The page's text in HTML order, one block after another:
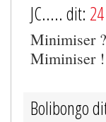
JC..... dit:
Minimiser ?
Miminiser !
Bolibongo